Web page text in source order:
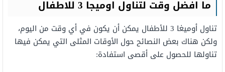
ما افضل وقت لتناول اوميجا 3 للاطفال
تناول أوميغا 3 للأطفال يمكن أن يكون في أي وقت من اليوم،
ولكن هناك بعض النصائح حول الأوقات المثلى التي يمكن فيها
تناولها للحصول على أقصى استفادة: